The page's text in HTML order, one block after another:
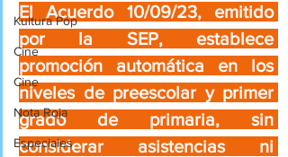
Kultura Pop
Cine
Cine
Nota Roja
Especiales
El Acuerdo 10/09/23, emitido
por la SEP, establece
promoción automática en los
niveles de preescolar y primer
grado de primaria, sin
considerar asistencias ni